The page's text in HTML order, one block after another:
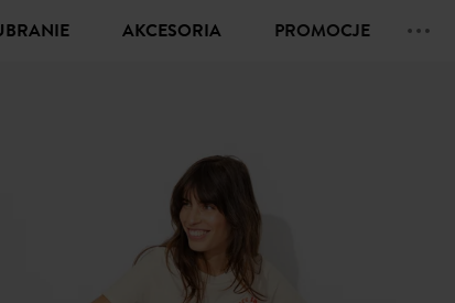
UBRANIE AKCESORIA PROMOCJE